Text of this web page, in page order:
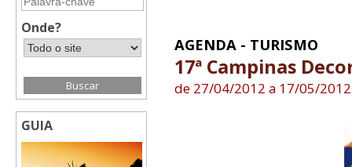
Onde?
GUIA
AGENDA - TURISMO
17ª Campinas
de 27/04/2012 a 17/05/2012